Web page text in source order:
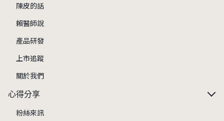
陳皮的話
賴醫師說
產品研發
上市追蹤
關於我們
心得分享
粉絲來訊